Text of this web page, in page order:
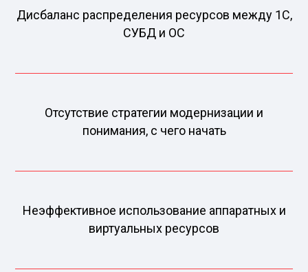
Дисбаланс распределения ресурсов между 1С,
СУБД и ОС
Отсутствие стратегии модернизации и
понимания, с чего начать
Неэффективное использование аппаратных и
виртуальных ресурсов